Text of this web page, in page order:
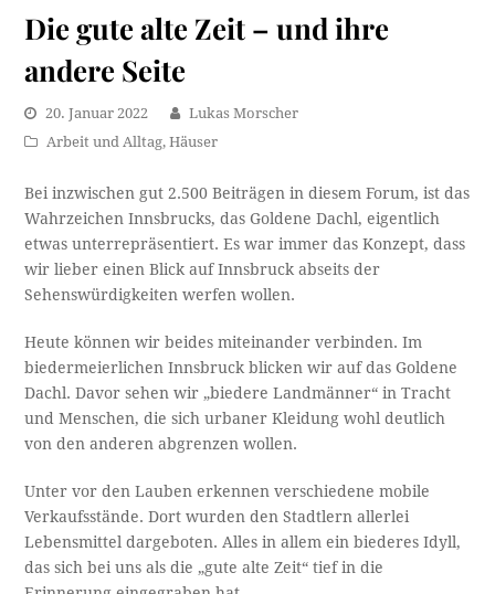
Die gute alte Zeit – und ihre
andere Seite
20. Januar 2022
Lukas Morscher
Arbeit und Alltag,Häuser
Bei inzwischen gut 2.500 Beiträgen in diesem Forum, ist das
Wahrzeichen Innsbrucks, das Goldene Dachl, eigentlich
etwas unterrepräsentiert. Es war immer das Konzept, dass
wir lieber einen Blick auf Innsbruck abseits der
Sehenswürdigkeiten werfen wollen.
Heute können wir beides miteinander verbinden. Im
biedermeierlichen Innsbruck blicken wir auf das Goldene
Dachl. Davor sehen wir „biedere Landmänner“ in Tracht
und Menschen, die sich urbaner Kleidung wohl deutlich
von den anderen abgrenzen wollen.
Unter vor den Lauben erkennen verschiedene mobile
Verkaufsstände. Dort wurden den Stadtlern allerlei
Lebensmittel dargeboten. Alles in allem ein biederes Idyll,
das sich bei uns als die „gute alte Zeit“ tief in die